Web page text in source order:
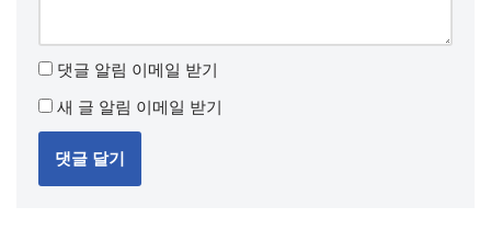
댓글 알림 이메일 받기
새 글 알림 이메일 받기